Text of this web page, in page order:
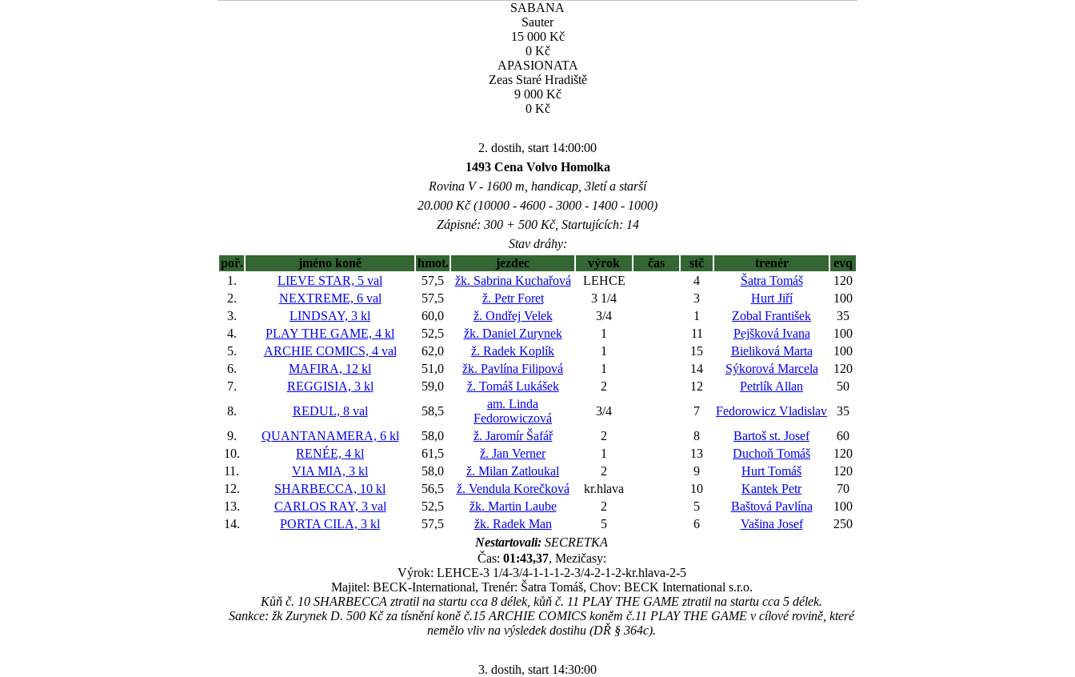
SABANA
Sauter
15 000 Kč
0 Kč
APASIONATA
Zeas Staré Hradiště
9 000 Kč
0 Kč
2. dostih, start 14:00:00
1493 Cena Volvo Homolka
Rovina V - 1600 m, handicap, 3letí a starší
20.000 Kč (10000 - 4600 - 3000 - 1400 - 1000)
Zápisné: 300 + 500 Kč, Startujících: 14
Stav dráhy:
poř.
jméno koně hmot. jezdec výrok čas stč trenér
evq
1.
LIEVE STAR, 5 val 57,5 žk. Sabrina Kuchařová LEHCE 4 Šatra Tomáš
120
2.
NEXTREME, 6 val 57,5 ž. Petr Foret 3 1/4 3 Hurt Jiří
100
3.
LINDSAY, 3 kl 60,0 ž. Ondřej Velek 3/4 1 Zobal František
35
4.
PLAY THE GAME, 4 kl 52,5 žk. Daniel Zurynek 1 11 Pejšková Ivana
100
5.
ARCHIE COMICS, 4 val 62,0 ž. Radek Koplík 1 15 Bieliková Marta
100
6.
MAFIRA, 12 kl 51,0 žk. Pavlína Filipová 1 14 Sýkorová Marcela
120
7.
REGGISIA, 3 kl 59,0 ž. Tomáš Lukášek 2 12 Petrlík Allan
50
8.
REDUL, 8 val 58,5
am. Linda
Fedorowiczová
3/4 7 Fedorowicz Vladislav
35
9.
QUANTANAMERA, 6 kl 58,0 ž. Jaromír Šafář 2 8 Bartoš st. Josef
60
10.
RENÉE, 4 kl 61,5 ž. Jan Verner 1 13 Duchoň Tomáš
120
11.
VIA MIA, 3 kl 58,0 ž. Milan Zatloukal 2 9 Hurt Tomáš
120
12.
SHARBECCA, 10 kl 56,5 ž. Vendula Korečková kr.hlava 10 Kantek Petr
70
13.
CARLOS RAY, 3 val 52,5 žk. Martin Laube 2 5 Baštová Pavlína
100
14.
PORTA CILA, 3 kl 57,5 žk. Radek Man 5 6 Vašina Josef
250
Nestartovali: SECRETKA
Čas: 01:43,37, Mezičasy:
Výrok: LEHCE-3 1/4-3/4-1-1-1-2-3/4-2-1-2-kr.hlava-2-5
Majitel: BECK-International, Trenér: Šatra Tomáš, Chov: BECK International s.r.o.
Kůň č. 10 SHARBECCA ztratil na startu cca 8 délek, kůň č. 11 PLAY THE GAME ztratil na startu cca 5 délek.
Sankce: žk Zurynek D. 500 Kč za tísnění koně č.15 ARCHIE COMICS koněm č.11 PLAY THE GAME v cílové rovině, které
nemělo vliv na výsledek dostihu (DŘ § 364c).
3. dostih, start 14:30:00